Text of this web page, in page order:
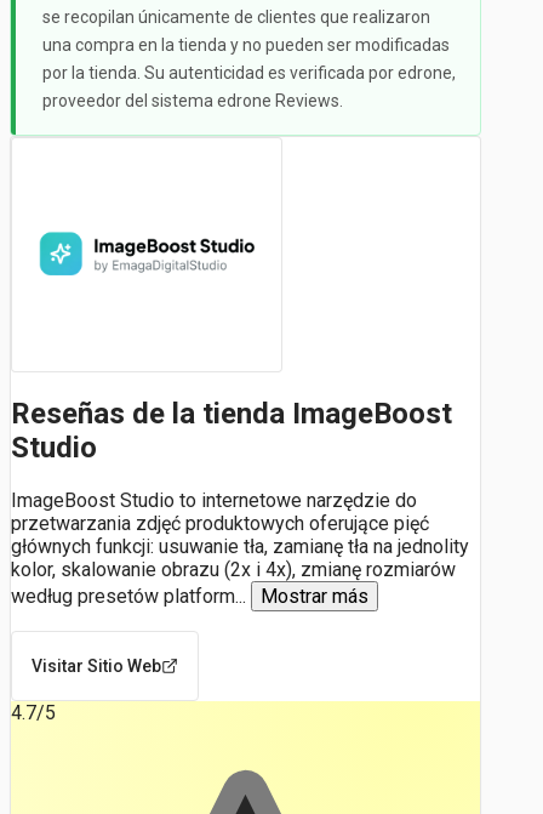
se recopilan únicamente de clientes que realizaron
una compra en la tienda y no pueden ser modificadas
por la tienda. Su autenticidad es verificada por edrone,
proveedor del sistema edrone Reviews.
Reseñas de la tienda ImageBoost
Studio
ImageBoost Studio to internetowe narzędzie do
przetwarzania zdjęć produktowych oferujące pięć
głównych funkcji: usuwanie tła, zamianę tła na jednolity
kolor, skalowanie obrazu (2x i 4x), zmianę rozmiarów
według presetów platform... Mostrar más
Visitar Sitio Web
4.7/5